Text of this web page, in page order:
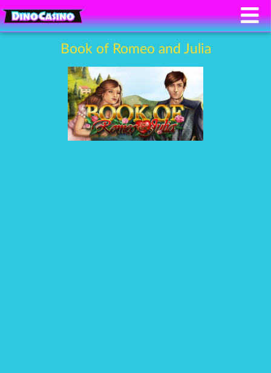
Book of Romeo and Julia